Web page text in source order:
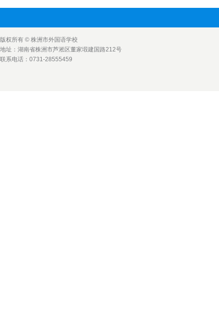
版权所有 © 株洲市外国语学校
地址：湖南省株洲市芦淞区董家塅建国路212号
联系电话：0731-28555459